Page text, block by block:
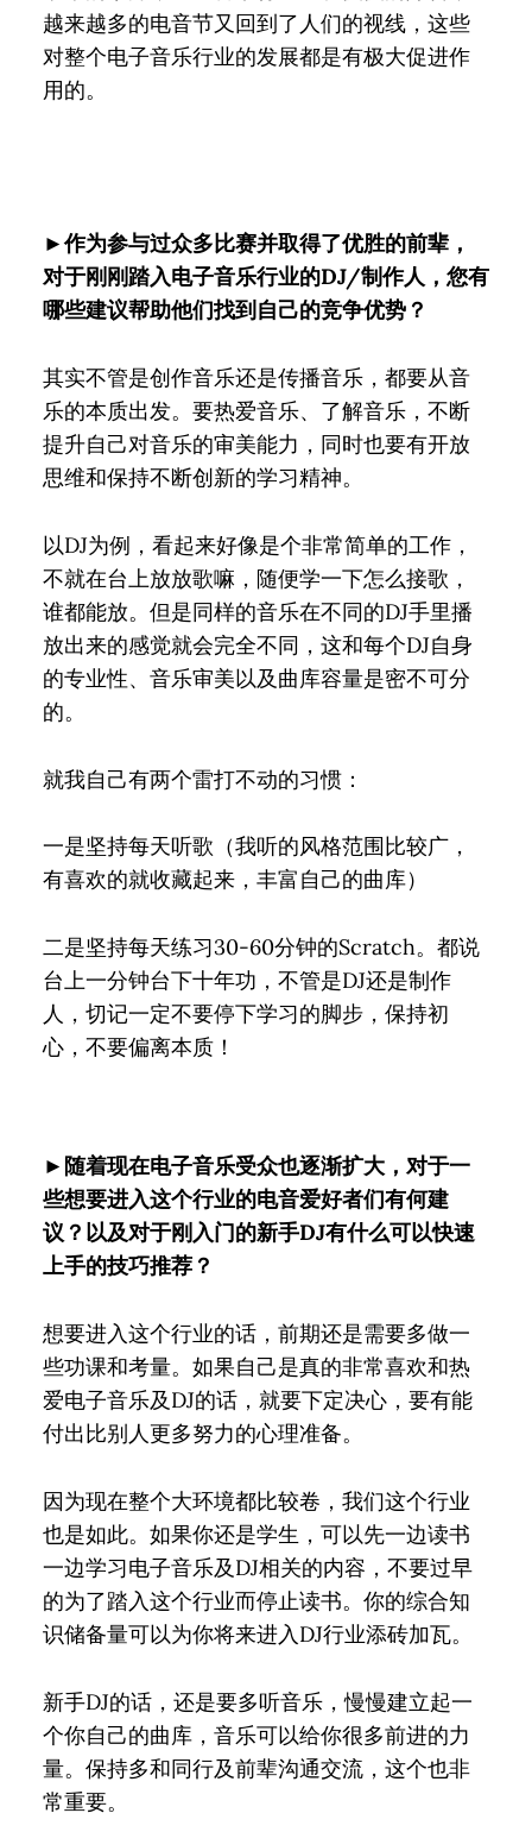
越来越多的电音节又回到了人们的视线，这些
对整个电子音乐行业的发展都是有极大促进作
用的。
►作为参与过众多比赛并取得了优胜的前辈，
对于刚刚踏入电子音乐行业的DJ/制作人，您有
哪些建议帮助他们找到自己的竞争优势？
其实不管是创作音乐还是传播音乐，都要从音
乐的本质出发。要热爱音乐、了解音乐，不断
提升自己对音乐的审美能力，同时也要有开放
思维和保持不断创新的学习精神。
以DJ为例，看起来好像是个非常简单的工作，
不就在台上放放歌嘛，随便学一下怎么接歌，
谁都能放。但是同样的音乐在不同的DJ手里播
放出来的感觉就会完全不同，这和每个DJ自身
的专业性、音乐审美以及曲库容量是密不可分
的。
就我自己有两个雷打不动的习惯：
一是坚持每天听歌（我听的风格范围比较广，
有喜欢的就收藏起来，丰富自己的曲库）
二是坚持每天练习30-60分钟的Scratch。都说
台上一分钟台下十年功，不管是DJ还是制作
人，切记一定不要停下学习的脚步，保持初
心，不要偏离本质！
►随着现在电子音乐受众也逐渐扩大，对于一
些想要进入这个行业的电音爱好者们有何建
议？以及对于刚入门的新手DJ有什么可以快速
上手的技巧推荐？
想要进入这个行业的话，前期还是需要多做一
些功课和考量。如果自己是真的非常喜欢和热
爱电子音乐及DJ的话，就要下定决心，要有能
付出比别人更多努力的心理准备。
因为现在整个大环境都比较卷，我们这个行业
也是如此。如果你还是学生，可以先一边读书
一边学习电子音乐及DJ相关的内容，不要过早
的为了踏入这个行业而停止读书。你的综合知
识储备量可以为你将来进入DJ行业添砖加瓦。
新手DJ的话，还是要多听音乐，慢慢建立起一
个你自己的曲库，音乐可以给你很多前进的力
量。保持多和同行及前辈沟通交流，这个也非
常重要。